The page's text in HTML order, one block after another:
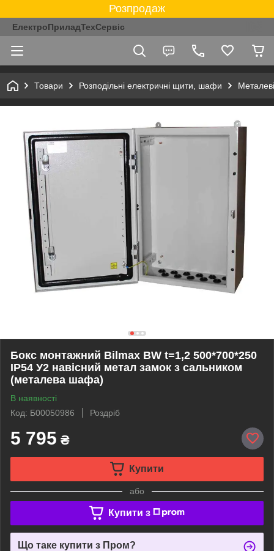
Розпродаж
ЕлектроПриладТехСервіс
Товари Розподільні електричні щити, шафи
Бокс монтажний Bilmax BW t=1,2 500*700*250
IP54 У2 навісний метал замок з сальником
(металева шафа)
В наявності
Код: Б00050986
Роздріб
5 795 ₴
Купити
або
Купити з
Що таке купити з Пром?